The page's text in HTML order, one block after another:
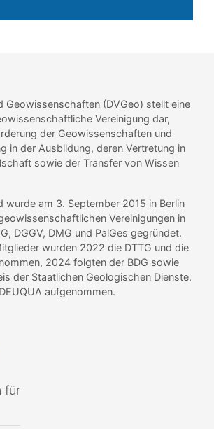
Geowissenschaften (DVGeo) stellt eine
Vereinigung dar,
der Geowissenschaften und
in der Ausbildung, deren Vertretung in
sowie der Transfer von Wissen
wurde am 3. September 2015 in Berlin
Vereinigungen in
DGGV, DMG und PalGes gegründet.
wurden 2022 die DTTG und die
2024 folgten der BDG sowie
der Staatlichen Geologischen Dienste.
aufgenommen.
für